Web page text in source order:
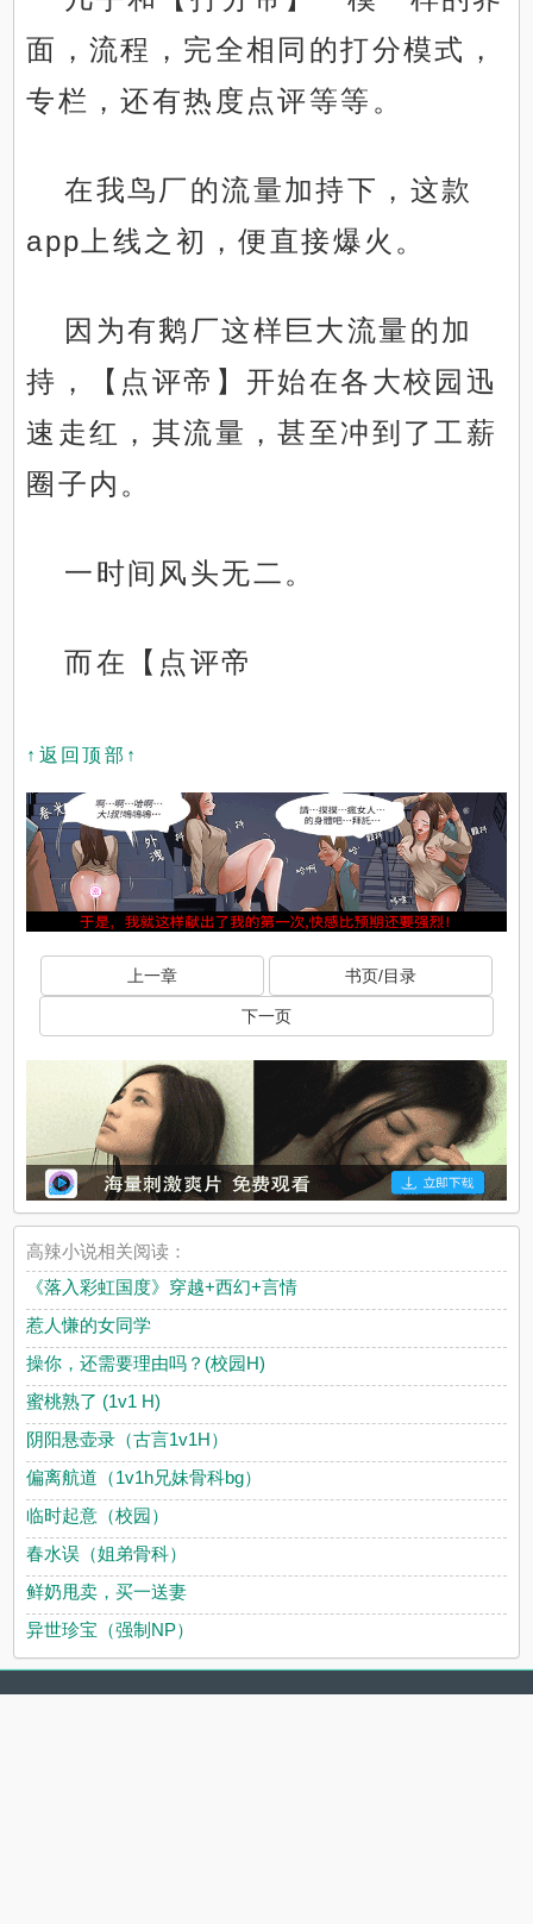
面，流程，完全相同的打分模式，
专栏，还有热度点评等等。
在我鸟厂的流量加持下，这款
app上线之初，便直接爆火。
因为有鹅厂这样巨大流量的加
持，【点评帝】开始在各大校园迅
速走红，其流量，甚至冲到了工薪
圈子内。
一时间风头无二。
而在【点评帝
↑返回顶部↑
上一章 书页/目录
下一页
高辣小说相关阅读：
《落入彩虹国度》穿越+西幻+言情
惹人慊的女同学
操你，还需要理由吗？(校园H)
蜜桃熟了 (1v1 H)
阴阳悬壶录（古言1v1H）
偏离航道（1v1h兄妹骨科bg）
临时起意（校园）
春水误（姐弟骨科）
鲜奶甩卖，买一送妻
异世珍宝（强制NP）